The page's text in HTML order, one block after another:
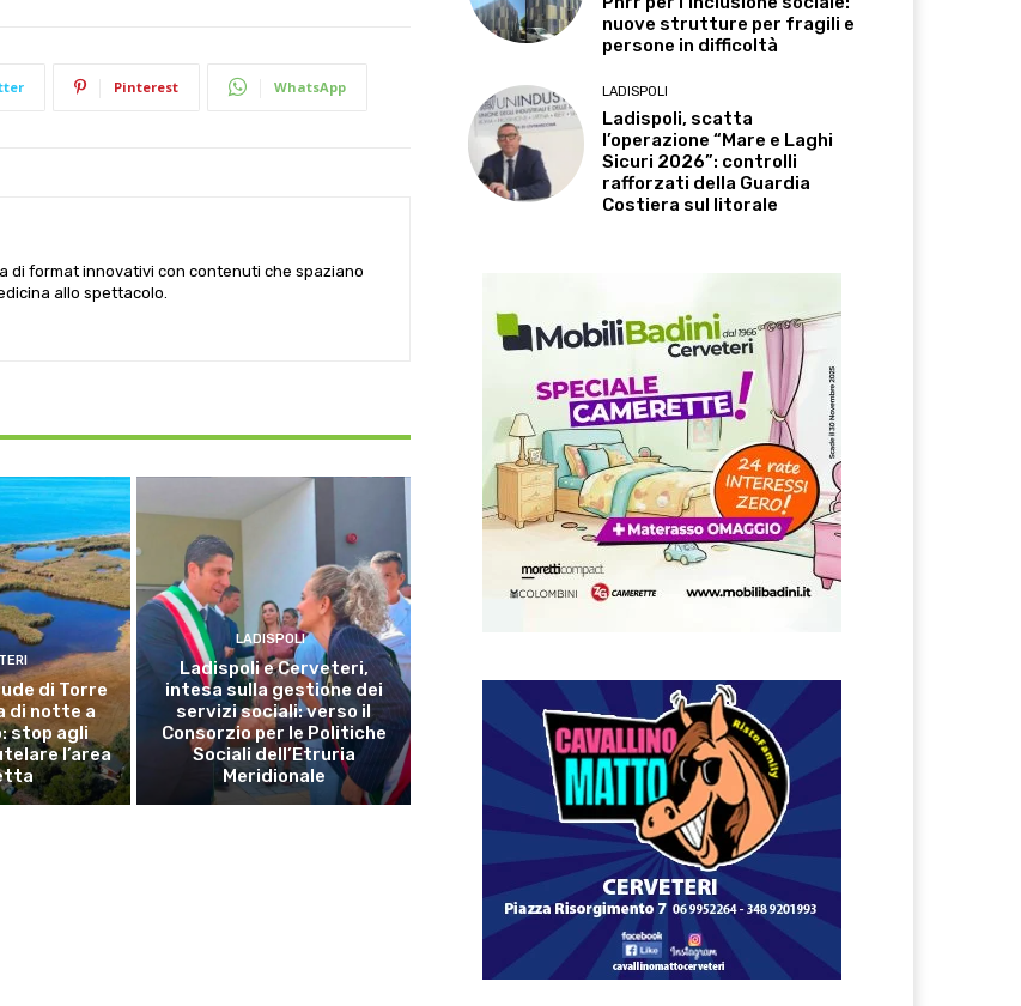
Pinterest WhatsApp
di format innovativi con contenuti che spaziano
allo spettacolo.
di Torre
di notte a
stop agli
l’area
LADISPOLI
Ladispoli e Cerveteri,
intesa sulla gestione dei
servizi sociali: verso il
Consorzio per le Politiche
Sociali dell’Etruria
Meridionale
nuove strutture per fragili e
persone in difficoltà
LADISPOLI
Ladispoli, scatta
l’operazione “Mare e Laghi
Sicuri 2026”: controlli
rafforzati della Guardia
Costiera sul litorale